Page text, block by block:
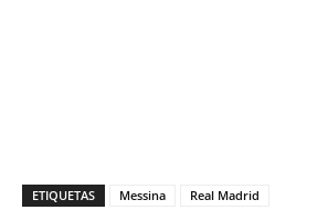
ETIQUETAS Messina Real Madrid